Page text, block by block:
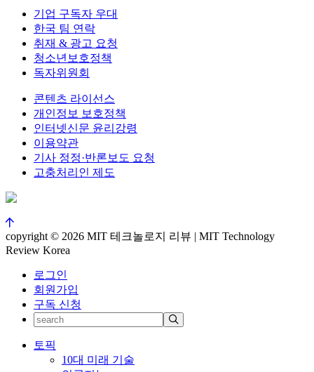
기업 구독자 우대
한국 팀 연락
취재 & 광고 요청
청소년보호정책
독자위원회
콘텐츠 라이선스
개인정보 보호정책
인터넷신문 윤리강령
이용약관
기사 정정·반론보도 요청
고충처리인 제도
copyright © 2026 MIT 테크놀로지 리뷰 | MIT Technology
Review Korea
로그인
회원가입
구독 신청
토픽
10대 미래 기술